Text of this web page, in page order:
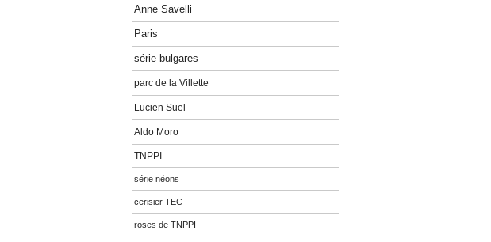
Anne Savelli
Paris
série bulgares
parc de la Villette
Lucien Suel
Aldo Moro
TNPPI
série néons
cerisier TEC
roses de TNPPI